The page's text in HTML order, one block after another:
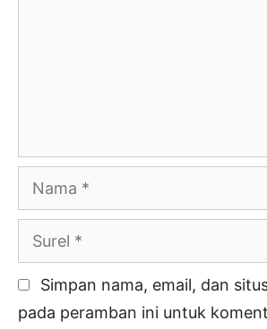
Nama
Surel
Simpan nama, email, dan
pada peramban ini untuk